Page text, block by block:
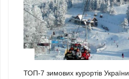
ТОП-7 зимових курортів України